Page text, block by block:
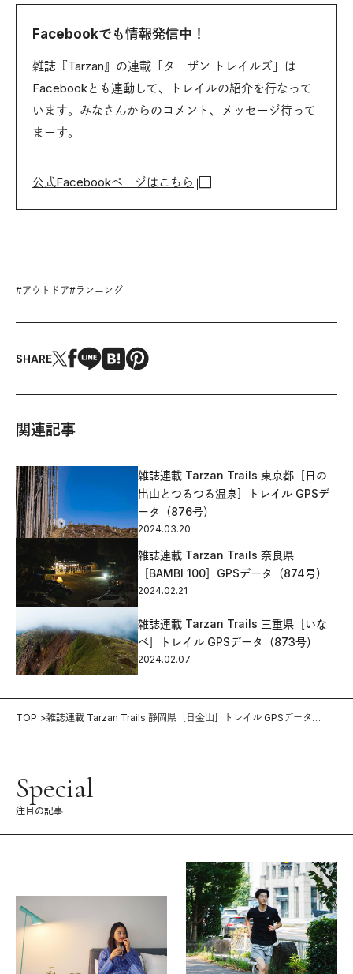
Facebookでも情報発信中！
雑誌『Tarzan』の連載「ターザン トレイルズ」は
Facebookとも連動して、トレイルの紹介を行なって
います。みなさんからのコメント、メッセージ待って
まーす。
公式Facebookページはこちら
#アウトドア#ランニング
SHARE
関連記事
雑誌連載 Tarzan Trails 東京都［日の
出山とつるつる温泉］トレイル GPSデ
ータ（876号）
2024.03.20
雑誌連載 Tarzan Trails 奈良県
［BAMBI 100］GPSデータ（874号）
2024.02.21
雑誌連載 Tarzan Trails 三重県［いな
べ］トレイル GPSデータ（873号）
2024.02.07
TOP
雑誌連載 Tarzan Trails 静岡県［日金山］トレイル GPSデータ
Special
注目の記事